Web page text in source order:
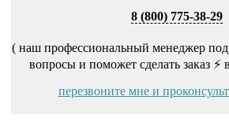
8 (800) 775-38-29
( наш профессиональный менеджер
вопросы и поможет сделать заказ ⚡
перезвоните мне и